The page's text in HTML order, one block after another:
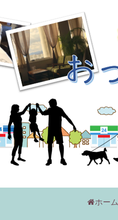
ホーム